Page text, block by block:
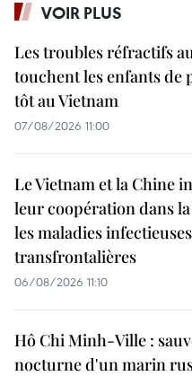
VOIR PLUS
Les troubles réfractifs
touchent les enfants de
tôt au Vietnam
07/08/2026 11:00
Le Vietnam et la Chine
leur coopération dans
les maladies infectieuses
transfrontalières
06/08/2026 11:10
Hô Chi Minh-Ville :
nocturne d'un marin